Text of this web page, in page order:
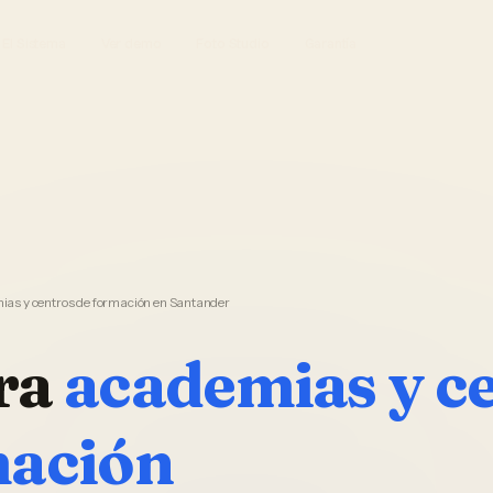
y centros de formación en Santander
academias y